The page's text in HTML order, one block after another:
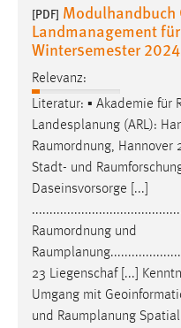
[PDF]
Landmanagement
Wintersemester
Relevanz:
Literatur: ▪ Akademie für
Landesplanung (ARL):
Raumordnung, Hannover
Stadt- und
Daseinsvorsorge [...]
Raumordnung und
Raumplanung
23 Liegenschaf [...]
Umgang mit
und Raumplanung